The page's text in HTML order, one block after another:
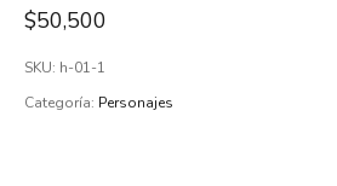
$50,500
SKU: h-01-1
Categoría: Personajes